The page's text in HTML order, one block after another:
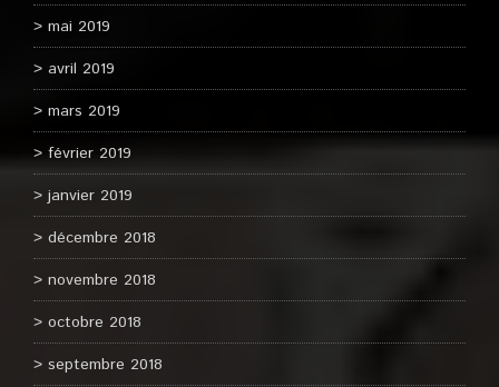
mai 2019
avril 2019
mars 2019
février 2019
janvier 2019
décembre 2018
novembre 2018
octobre 2018
septembre 2018